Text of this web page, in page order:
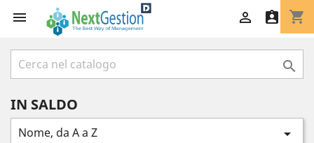
 shopping_cart
 

IN SALDO
Nome, da A a Z 